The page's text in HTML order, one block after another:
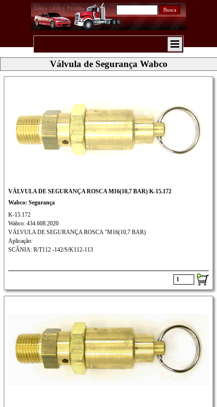
Busca
Válvula de Segurança Wabco
VÁLVULA DE SEGURANÇA ROSCA M16(10,7 BAR) K-15.172
Wabco: Segurança
K-15.172
Wabco: 434.608.2020
VÁLVULA DE SEGURANÇA ROSCA "M16(10,7 BAR)
Aplicação:
SCÂNIA: R/T112 -142/S/K112-113